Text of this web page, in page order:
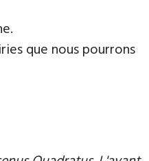
que nous pourrons